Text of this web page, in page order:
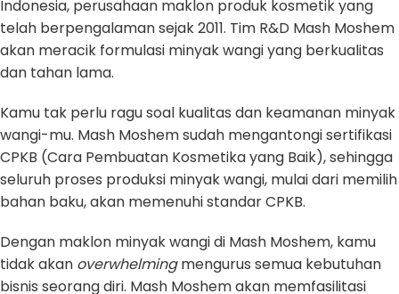
Indonesia, perusahaan maklon produk kosmetik yang
telah berpengalaman sejak 2011. Tim R&D Mash Moshem
akan meracik formulasi minyak wangi yang berkualitas
dan tahan lama.
Kamu tak perlu ragu soal kualitas dan keamanan minyak
wangi-mu. Mash Moshem sudah mengantongi sertifikasi
CPKB (Cara Pembuatan Kosmetika yang Baik), sehingga
seluruh proses produksi minyak wangi, mulai dari memilih
bahan baku, akan memenuhi standar CPKB.
Dengan maklon minyak wangi di Mash Moshem, kamu
tidak akan overwhelmingmengurus semua kebutuhan
bisnis seorang diri. Mash Moshem akan memfasilitasi